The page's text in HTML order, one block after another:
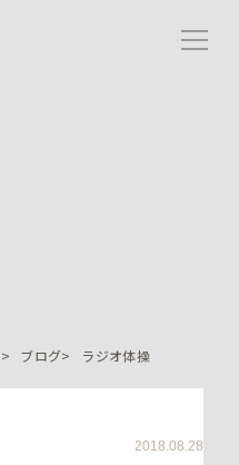
ブログ ラジオ体操
2018.08.28